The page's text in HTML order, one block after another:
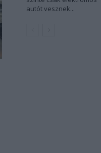
autót vesznek...